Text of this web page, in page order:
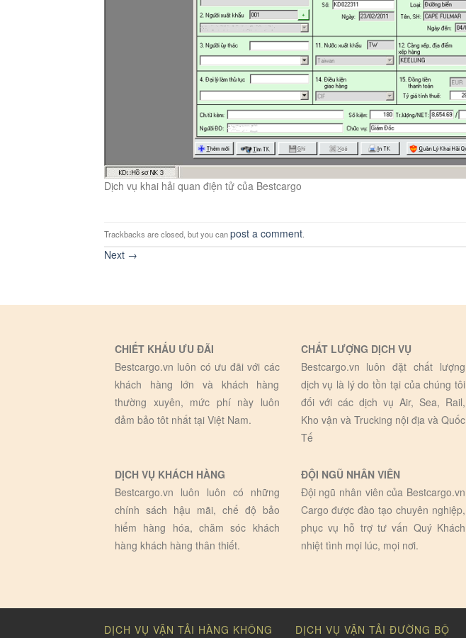
Dịch vụ khai hải quan điện tử của Bestcargo
Trackbacks are closed, but you canpost a comment.
Next →
CHIẾT KHẤU ƯU ĐÃI
Bestcargo.vn luôn có ưu đãi với các
khách hàng lớn và khách hàng
thường xuyên, mức phí này luôn
đảm bảo tôt nhất tại Việt Nam.
CHẤT LƯỢNG DỊCH VỤ
Bestcargo.vn luôn đặt chất lượng
dịch vụ là lý do tồn tại của chúng tôi
đối với các dịch vụ Air, Sea, Rail,
Kho vận và Trucking nội địa và Quốc
Tế
DỊCH VỤ KHÁCH HÀNG
Bestcargo.vn luôn luôn có những
chính sách hậu mãi, chế độ bảo
hiểm hàng hóa, chăm sóc khách
hàng khách hàng thân thiết.
ĐỘI NGŨ NHÂN VIÊN
Đội ngũ nhân viên của Bestcargo.vn
Cargo được đào tạo chuyên nghiệp,
phục vụ hỗ trợ tư vấn Quý Khách
nhiệt tình mọi lúc, mọi nơi.
DỊCH VỤ VẬN TẢI HÀNG KHÔNG DỊCH VỤ VẬN TẢI ĐƯỜNG BỘ